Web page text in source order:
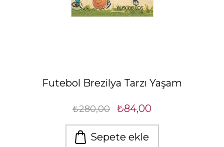
Futebol Brezilya Tarzı Yaşam
₺280,00 ₺84,00
Sepete ekle